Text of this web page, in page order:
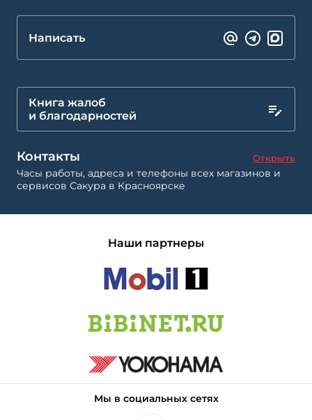
Написать
Книга жалоб
и благодарностей
Контакты Открыть
Часы работы, адреса и телефоны всех магазинов и
сервисов Сакура в Красноярске
Наши партнеры
Мы в социальных сетях